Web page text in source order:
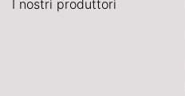
I nostri produttori